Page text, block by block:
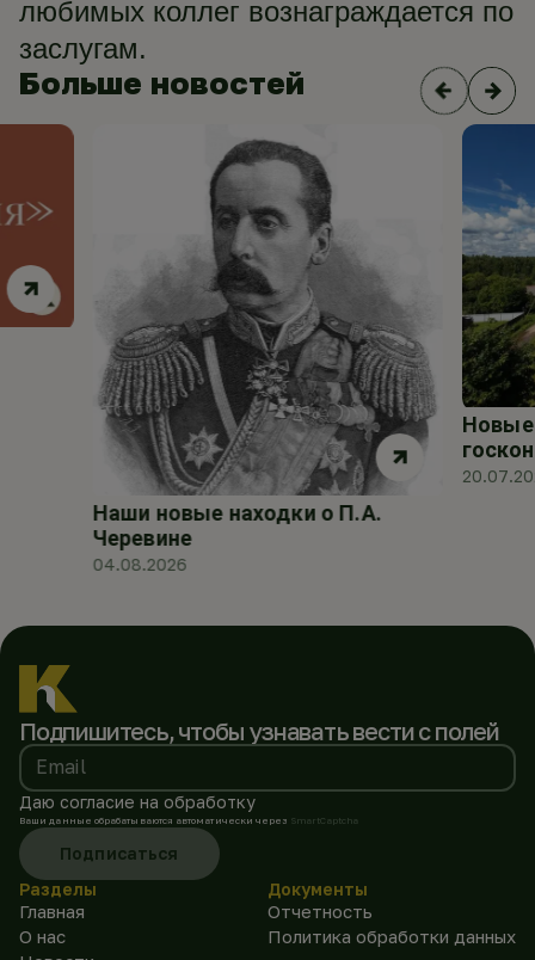
любимых коллег вознаграждается по
заслугам.
Больше новостей
Наши новые находки о П.А.
Черевине
04.08.2026
Новые
Подпишитесь, чтобы узнавать вести с полей
Email
Даю согласие на обработку
Ваши данные обрабатываются автоматически через SmartCaptcha
Подписаться
Разделы
Главная
О нас
Документы
Отчетность
Политика обработки данных